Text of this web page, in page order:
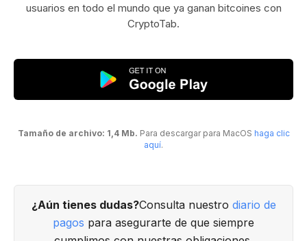
usuarios en todo el mundo que ya ganan bitcoines con
CryptoTab.
Tamaño de archivo: 1,4 Mb. Para descargar para MacOS haga clic
aquí.
¿Aún tienes dudas?Consulta nuestro diario de
pagos para asegurarte de que siempre